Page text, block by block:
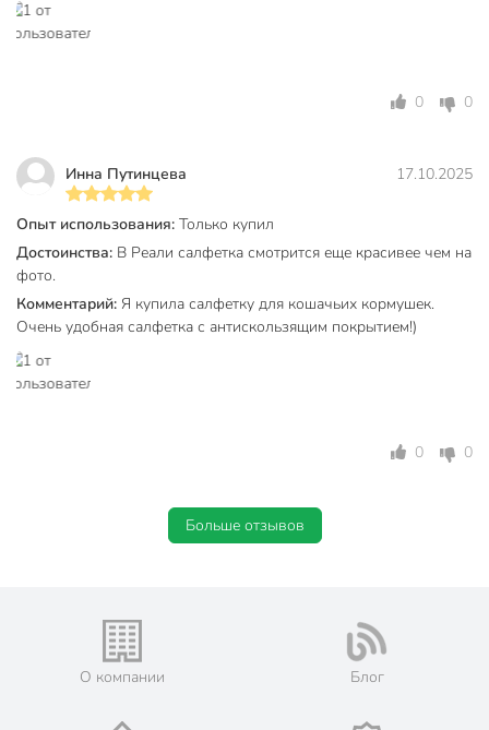
0 0
Инна Путинцева 17.10.2025
Опыт использования: Только купил
Достоинства: В Реали салфетка смотрится еще красивее чем на
фото.
Комментарий: Я купила салфетку для кошачьих кормушек.
Очень удобная салфетка с антискользящим покрытием!)
0 0
Больше отзывов
О компании Блог